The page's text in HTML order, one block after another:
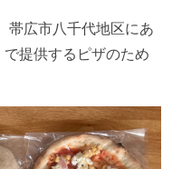
帯広市八千代地区にあ
提供するピザのため